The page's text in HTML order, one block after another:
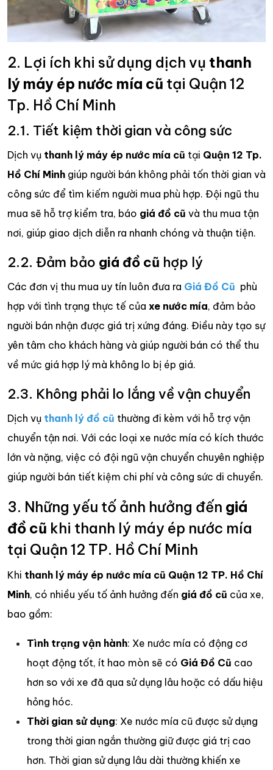
2. Lợi ích khi sử dụng dịch vụ thanh
lý máy ép nước mía cũ tại Quận 12
Tp. Hồ Chí Minh
2.1. Tiết kiệm thời gian và công sức
Dịch vụ thanh lý máy ép nước mía cũ tại Quận 12 Tp.
Hồ Chí Minh giúp người bán không phải tốn thời gian và
công sức để tìm kiếm người mua phù hợp. Đội ngũ thu
mua sẽ hỗ trợ kiểm tra, báo giá đồ cũ và thu mua tận
nơi, giúp giao dịch diễn ra nhanh chóng và thuận tiện.
2.2. Đảm bảo giá đồ cũ hợp lý
Các đơn vị thu mua uy tín luôn đưa ra Giá Đồ Cũ phù
hợp với tình trạng thực tế của xe nước mía, đảm bảo
người bán nhận được giá trị xứng đáng. Điều này tạo sự
yên tâm cho khách hàng và giúp người bán có thể thu
về mức giá hợp lý mà không lo bị ép giá.
2.3. Không phải lo lắng về vận chuyển
Dịch vụ thanh lý đồ cũ thường đi kèm với hỗ trợ vận
chuyển tận nơi. Với các loại xe nước mía có kích thước
lớn và nặng, việc có đội ngũ vận chuyển chuyên nghiệp
giúp người bán tiết kiệm chi phí và công sức di chuyển.
3. Những yếu tố ảnh hưởng đến giá
đồ cũ khi thanh lý máy ép nước mía
tại Quận 12 TP. Hồ Chí Minh
Khi thanh lý máy ép nước mía cũ Quận 12 TP. Hồ Chí
Minh, có nhiều yếu tố ảnh hưởng đến giá đồ cũ của xe,
bao gồm:
Tình trạng vận hành: Xe nước mía có động cơ
hoạt động tốt, ít hao mòn sẽ có Giá Đồ Cũ cao
hơn so với xe đã qua sử dụng lâu hoặc có dấu hiệu
hỏng hóc.
Thời gian sử dụng: Xe nước mía cũ được sử dụng
trong thời gian ngắn thường giữ được giá trị cao
hơn. Thời gian sử dụng lâu dài thường khiến xe